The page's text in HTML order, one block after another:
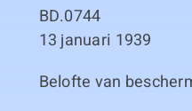
BD.0744
13 januari 1939
Belofte van